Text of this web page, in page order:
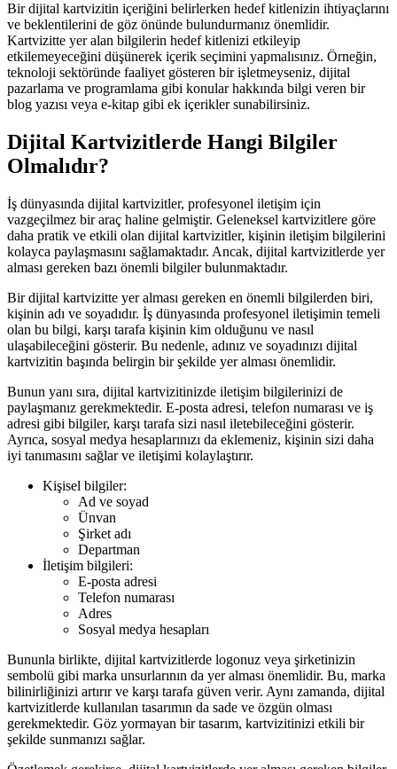
Bir dijital kartvizitin içeriğini belirlerken hedef kitlenizin ihtiyaçlarını
ve beklentilerini de göz önünde bulundurmanız önemlidir.
Kartvizitte yer alan bilgilerin hedef kitlenizi etkileyip
etkilemeyeceğini düşünerek içerik seçimini yapmalısınız. Örneğin,
teknoloji sektöründe faaliyet gösteren bir işletmeyseniz, dijital
pazarlama ve programlama gibi konular hakkında bilgi veren bir
blog yazısı veya e-kitap gibi ek içerikler sunabilirsiniz.
Dijital Kartvizitlerde Hangi Bilgiler
Olmalıdır?
İş dünyasında dijital kartvizitler, profesyonel iletişim için
vazgeçilmez bir araç haline gelmiştir. Geleneksel kartvizitlere göre
daha pratik ve etkili olan dijital kartvizitler, kişinin iletişim bilgilerini
kolayca paylaşmasını sağlamaktadır. Ancak, dijital kartvizitlerde yer
alması gereken bazı önemli bilgiler bulunmaktadır.
Bir dijital kartvizitte yer alması gereken en önemli bilgilerden biri,
kişinin adı ve soyadıdır. İş dünyasında profesyonel iletişimin temeli
olan bu bilgi, karşı tarafa kişinin kim olduğunu ve nasıl
ulaşabileceğini gösterir. Bu nedenle, adınız ve soyadınızı dijital
kartvizitin başında belirgin bir şekilde yer alması önemlidir.
Bunun yanı sıra, dijital kartvizitinizde iletişim bilgilerinizi de
paylaşmanız gerekmektedir. E-posta adresi, telefon numarası ve iş
adresi gibi bilgiler, karşı tarafa sizi nasıl iletebileceğini gösterir.
Ayrıca, sosyal medya hesaplarınızı da eklemeniz, kişinin sizi daha
iyi tanımasını sağlar ve iletişimi kolaylaştırır.
Kişisel bilgiler:
Ad ve soyad
Ünvan
Şirket adı
Departman
İletişim bilgileri:
E-posta adresi
Telefon numarası
Adres
Sosyal medya hesapları
Bununla birlikte, dijital kartvizitlerde logonuz veya şirketinizin
sembolü gibi marka unsurlarının da yer alması önemlidir. Bu, marka
bilinirliğinizi artırır ve karşı tarafa güven verir. Aynı zamanda, dijital
kartvizitlerde kullanılan tasarımın da sade ve özgün olması
gerekmektedir. Göz yormayan bir tasarım, kartvizitinizi etkili bir
şekilde sunmanızı sağlar.